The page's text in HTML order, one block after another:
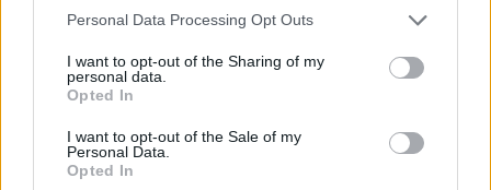
Personal Data Processing Opt Outs
I want to opt-out of the Sharing of my
personal data.
Opted In
I want to opt-out of the Sale of my
Personal Data.
Opted In
Online: Není nikde online
Prochatováno: 0.15 hod.
Líbí se:0
Oblibené místnosti
Sledované diskuze